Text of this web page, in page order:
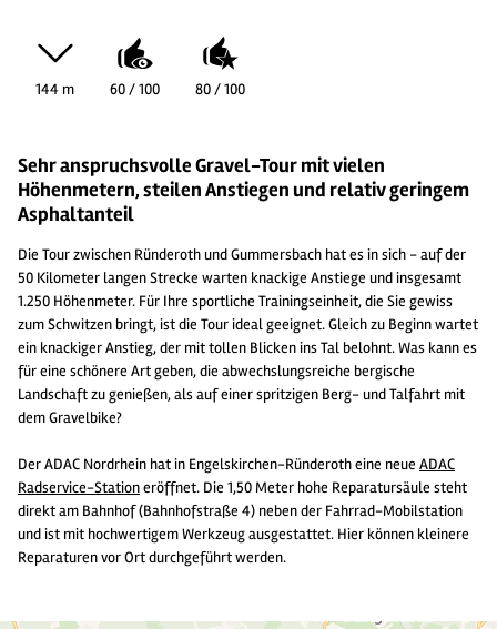
144 m 60 / 100 80 / 100
Sehr anspruchsvolle Gravel-Tour mit vielen
Höhenmetern, steilen Anstiegen und relativ geringem
Asphaltanteil
Die Tour zwischen Ründeroth und Gummersbach hat es in sich - auf der
50 Kilometer langen Strecke warten knackige Anstiege und insgesamt
1.250 Höhenmeter. Für Ihre sportliche Trainingseinheit, die Sie gewiss
zum Schwitzen bringt, ist die Tour ideal geeignet. Gleich zu Beginn wartet
ein knackiger Anstieg, der mit tollen Blicken ins Tal belohnt. Was kann es
für eine schönere Art geben, die abwechslungsreiche bergische
Landschaft zu genießen, als auf einer spritzigen Berg- und Talfahrt mit
dem Gravelbike?
Der ADAC Nordrhein hat in Engelskirchen-Ründeroth eine neue ADAC
Radservice-Stationeröffnet. Die 1,50 Meter hohe Reparatursäule steht
direkt am Bahnhof (Bahnhofstraße 4) neben der Fahrrad-Mobilstation
und ist mit hochwertigem Werkzeug ausgestattet. Hier können kleinere
Reparaturen vor Ort durchgeführt werden.